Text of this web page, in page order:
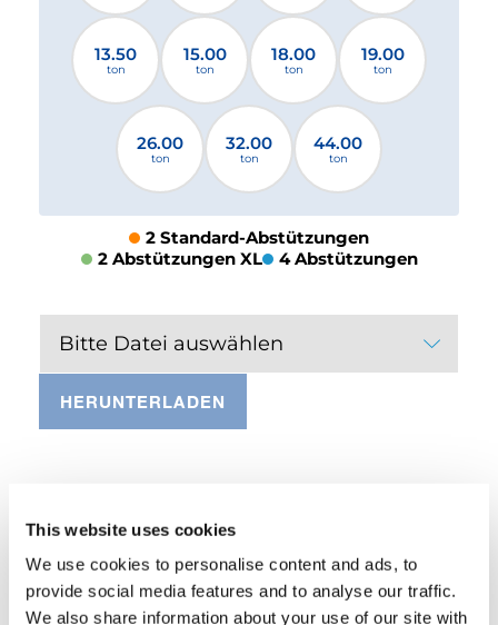
This website uses cookies
We use cookies to personalise content and ads, to
provide social media features and to analyse our traffic.
We also share information about your use of our site with
13.50
ton
15.00
ton
18.00
ton
19.00
ton
26.00
ton
32.00
ton
44.00
ton
2 Standard-Abstützungen
2 Abstützungen XL
4 Abstützungen
Bitte Datei auswählen
HERUNTERLADEN
Manuelle klappbare Abstützungen